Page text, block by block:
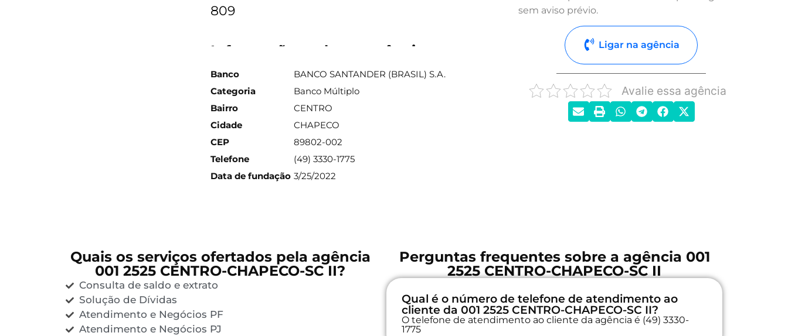
809
Informações sobre a agência
Banco
BANCO SANTANDER (BRASIL) S.A.
Categoria
Banco Múltiplo
Bairro
CENTRO
Cidade
CHAPECO
CEP
89802-002
Telefone
(49) 3330-1775
Data de fundação 3/25/2022
sem aviso prévio.
Ligar na agência
Avalie essa agência
Quais os serviços ofertados pela agência
001 2525 CENTRO-CHAPECO-SC II?
Consulta de saldo e extrato
Solução de Dívidas
Atendimento e Negócios PF
Atendimento e Negócios PJ
Perguntas frequentes sobre a agência 001
2525 CENTRO-CHAPECO-SC II
Qual é o número de telefone de atendimento ao
cliente da 001 2525 CENTRO-CHAPECO-SC II?
O telefone de atendimento ao cliente da agência é (49) 3330-
1775